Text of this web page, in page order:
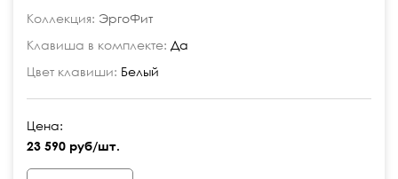
Коллекция: ЭргоФит
Клавиша в комплекте: Да
Цвет клавиши: Белый
Цена:
23 590 руб/шт.